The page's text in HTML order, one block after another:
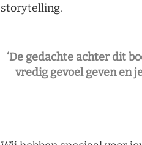
storytelling.
‘De gedachte achter dit
vredig gevoel geven en